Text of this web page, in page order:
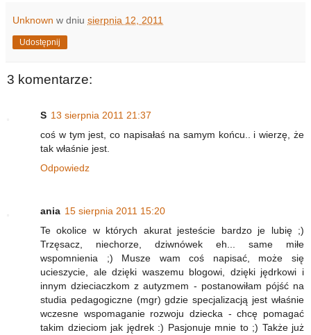
Unknown w dniu sierpnia 12, 2011
Udostępnij
3 komentarze:
S 13 sierpnia 2011 21:37
coś w tym jest, co napisałaś na samym końcu.. i wierzę, że
tak właśnie jest.
Odpowiedz
ania 15 sierpnia 2011 15:20
Te okolice w których akurat jesteście bardzo je lubię ;)
Trzęsacz, niechorze, dziwnówek eh... same miłe
wspomnienia ;) Musze wam coś napisać, może się
ucieszycie, ale dzięki waszemu blogowi, dzięki jędrkowi i
innym dzieciaczkom z autyzmem - postanowiłam pójść na
studia pedagogiczne (mgr) gdzie specjalizacją jest właśnie
wczesne wspomaganie rozwoju dziecka - chcę pomagać
takim dzieciom jak jędrek :) Pasjonuje mnie to ;) Także już